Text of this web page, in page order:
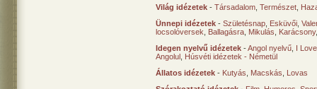
Világ idézetek - Társadalom Természet
Ünnepi idézetek - Születésnap Esküvői
locsolóversek
Ballagásra Mikulás Karácsony
Idegen nyelvű idézetek -Angol nyelvű I
Angolul Húsvéti idézetek - Németül
Állatos idézetek - Kutyás Macskás
Lovas